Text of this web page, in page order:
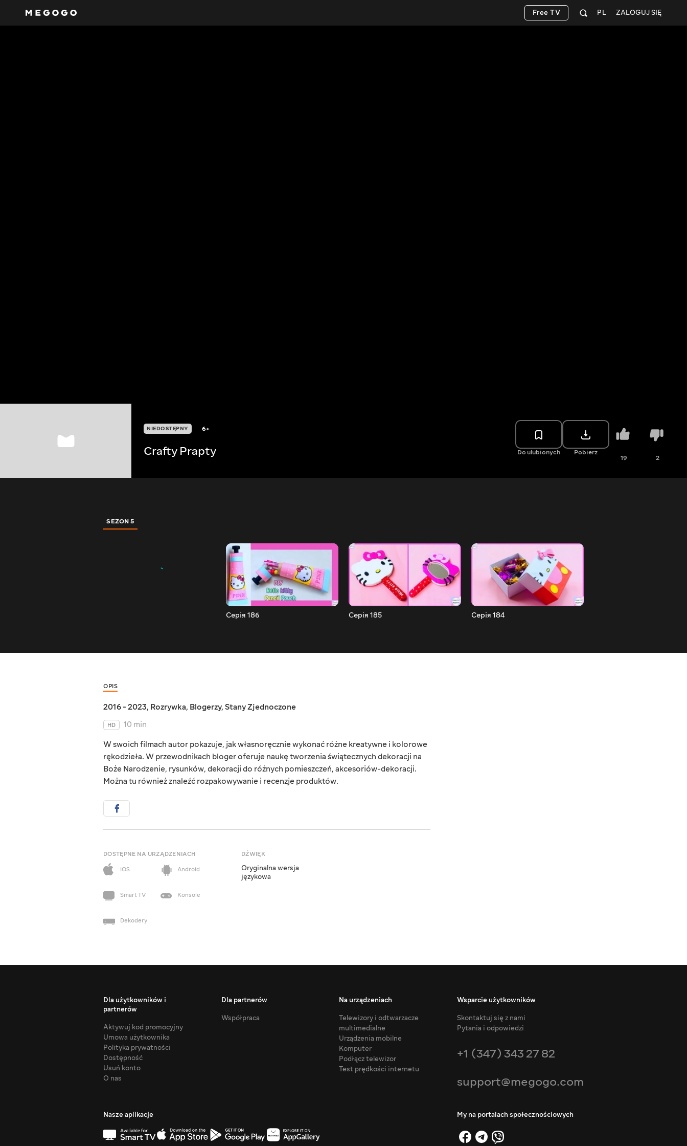
ZALOGUJ SIĘ
PL
Free TV
NIEDOSTĘPNY 6+
Crafty Prapty Do ulubionych Pobierz
19 2
SEZON 5
Серія 186 Серія 185 Серія 184
OPIS
2016 - 2023, Rozrywka, Blogerzy, Stany Zjednoczone
HD
10 min
W swoich filmach autor pokazuje, jak własnoręcznie wykonać różne kreatywne i kolorowe
rękodzieła. W przewodnikach bloger oferuje naukę tworzenia świątecznych dekoracji na
Boże Narodzenie, rysunków, dekoracji do różnych pomieszczeń, akcesoriów-dekoracji.
Można tu również znaleźć rozpakowywanie i recenzje produktów.
DOSTĘPNE NA URZĄDZENIACH
iOS
Android
Smart TV Konsole
Dekodery
DŹWIĘK
Oryginalna wersja
językowa
Dla użytkowników i
partnerów
Aktywuj kod promocyjny
Umowa użytkownika
Polityka prywatności
Dostępność
Usuń konto
O nas
Dla partnerów
Współpraca
Na urządzeniach
Telewizory i odtwarzacze
multimedialne
Urządzenia mobilne
Komputer
Podłącz telewizor
Test prędkości internetu
Wsparcie użytkowników
Skontaktuj się z nami
Pytania i odpowiedzi
+1 (347) 343 27 82
support@megogo.com
Nasze aplikacje My na portalach społecznościowych